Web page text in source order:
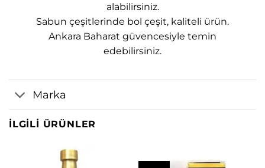
alabilirsiniz.
Sabun çeşitlerinde bol çeşit, kaliteli ürün.
Ankara Baharat güvencesiyle temin
edebilirsiniz.
Marka
İLGILI ÜRÜNLER